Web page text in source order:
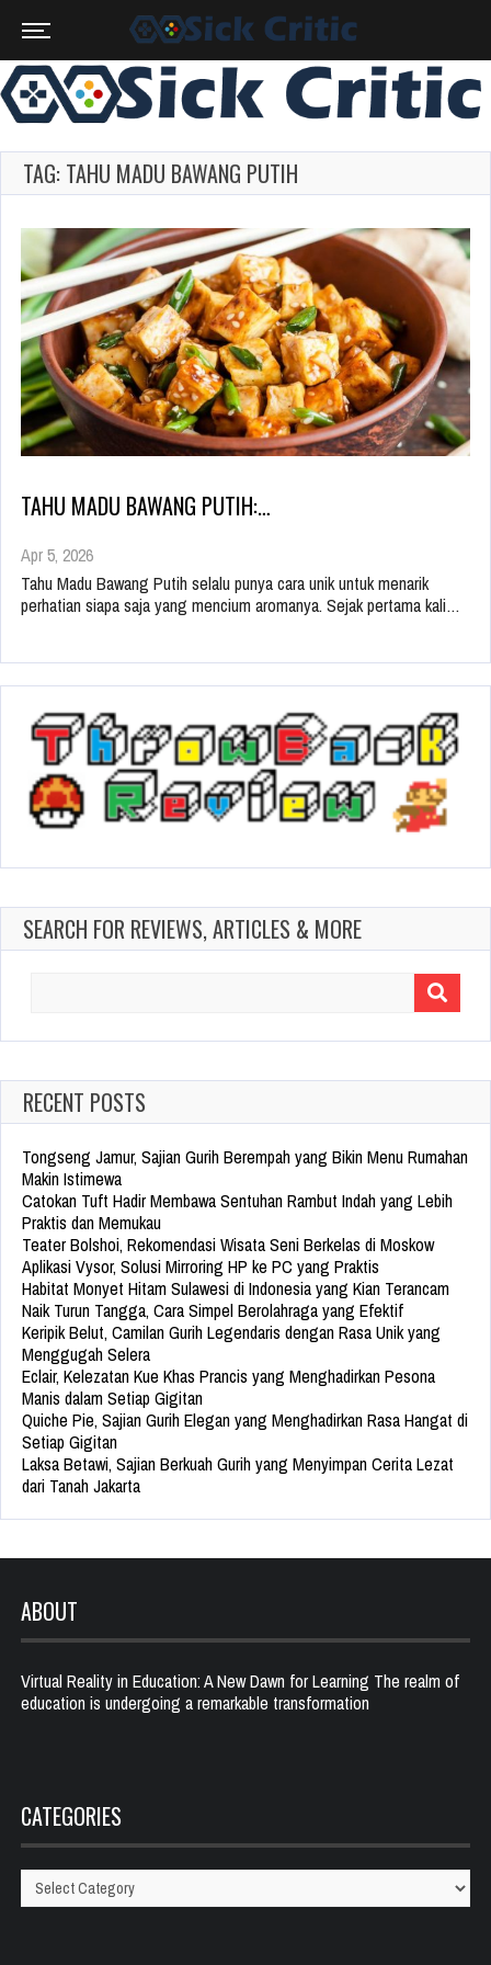
TAG: TAHU MADU BAWANG PUTIH
TAHU MADU BAWANG PUTIH:…
Apr 5, 2026
Tahu Madu Bawang Putih selalu punya cara unik untuk menarik
perhatian siapa saja yang mencium aromanya. Sejak pertama kali…
SEARCH FOR REVIEWS, ARTICLES & MORE
RECENT POSTS
Tongseng Jamur, Sajian Gurih Berempah yang Bikin Menu Rumahan
Makin Istimewa
Catokan Tuft Hadir Membawa Sentuhan Rambut Indah yang Lebih
Praktis dan Memukau
Teater Bolshoi, Rekomendasi Wisata Seni Berkelas di Moskow
Aplikasi Vysor, Solusi Mirroring HP ke PC yang Praktis
Habitat Monyet Hitam Sulawesi di Indonesia yang Kian Terancam
Naik Turun Tangga, Cara Simpel Berolahraga yang Efektif
Keripik Belut, Camilan Gurih Legendaris dengan Rasa Unik yang
Menggugah Selera
Eclair, Kelezatan Kue Khas Prancis yang Menghadirkan Pesona
Manis dalam Setiap Gigitan
Quiche Pie, Sajian Gurih Elegan yang Menghadirkan Rasa Hangat di
Setiap Gigitan
Laksa Betawi, Sajian Berkuah Gurih yang Menyimpan Cerita Lezat
dari Tanah Jakarta
ABOUT
Virtual Reality in Education: A New Dawn for Learning The realm of
education is undergoing a remarkable transformation
CATEGORIES
Categories